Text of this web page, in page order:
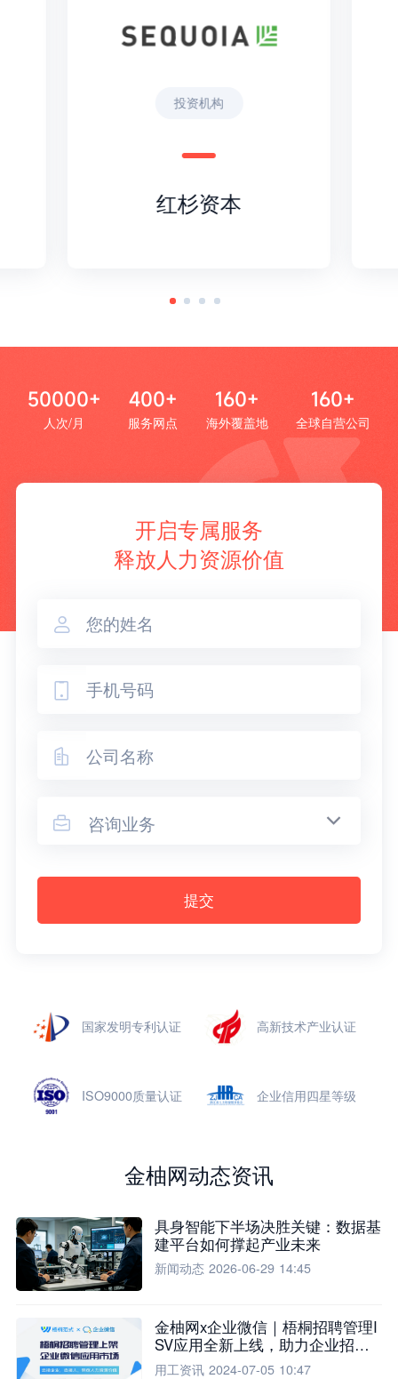
投资机构
红杉资本
50000+
人次/月
400+
服务网点
160+
海外覆盖地
160+
全球自营公司
开启专属服务
释放人力资源价值



 咨询业务
提交
国家发明专利认证 高新技术产业认证
ISO9000质量认证 企业信用四星等级
金柚网动态资讯
具身智能下半场决胜关键：数据基
建平台如何撑起产业未来
新闻动态 2026-06-29 14:45
金柚网x企业微信｜梧桐招聘管理I
SV应用全新上线，助力企业招聘
流程全面升级
用工资讯 2024-07-05 10:47